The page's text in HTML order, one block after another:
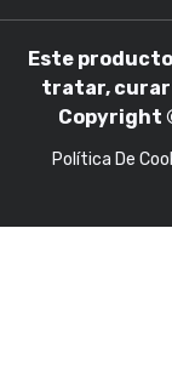
Este
tratar, curar
Copyright
Política De